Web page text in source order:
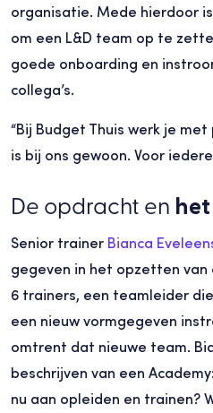
organisatie. Mede hierdoor
om een L&D team op te
goede onboarding en
collega’s.
“Bij Budget Thuis werk je
is bij ons gewoon. Voor
De opdracht en
Senior trainer Bianca
gegeven in het opzetten van
6 trainers, een teamleider
een nieuw vormgegeven
omtrent dat nieuwe team.
beschrijven van een
nu aan opleiden en trainen?